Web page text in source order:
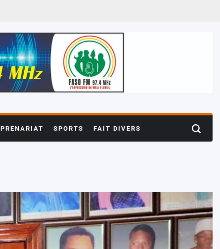
SPORTS FAIT DIVERS Search